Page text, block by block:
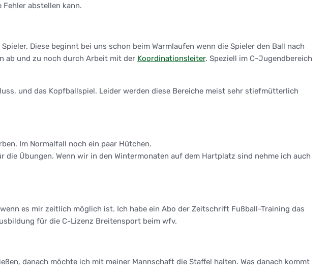
abstellen kann.
Diese beginnt bei uns schon beim Warmlaufen wenn die Spieler den Ball nach
ab und zu noch durch Arbeit mit der Koordinationsleiter. Speziell im C-Jugendbereich
und das Kopfballspiel. Leider werden diese Bereiche meist sehr stiefmütterlich
Im Normalfall noch ein paar Hütchen.
die Übungen. Wenn wir in den Wintermonaten auf dem Hartplatz sind nehme ich auch
es mir zeitlich möglich ist. Ich habe ein Abo der Zeitschrift Fußball-Training das
für die C-Lizenz Breitensport beim wfv.
danach möchte ich mit meiner Mannschaft die Staffel halten. Was danach kommt